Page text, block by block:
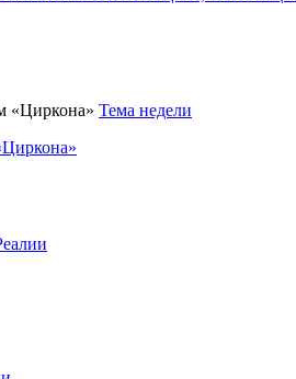
Тема недели